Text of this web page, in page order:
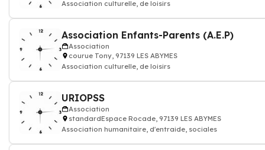
Association culturelle, de loisirs
Association Enfants-Parents (A.E.P)
Association
courue Tony, 97139 LES ABYMES
Association culturelle, de loisirs
URIOPSS
Association
standardEspace Rocade, 97139 LES ABYMES
Association humanitaire, d'entraide, sociales